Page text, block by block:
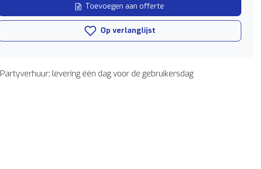
Toevoegen aan offerte
Op verlanglijst
Partyverhuur; levering één dag voor de gebruikersdag